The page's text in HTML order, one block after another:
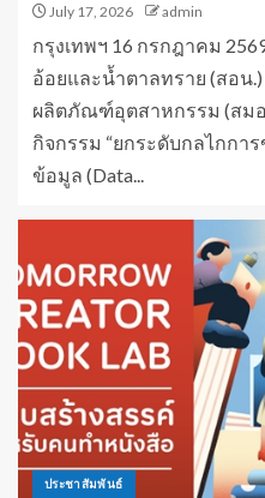
July 17, 2026 admin
กรุงเทพฯ 16 กรกฎาคม
อ้อยและน้ำตาลทราย (สอน
ผลิตภัณฑ์อุตสาหกรรม (สม
กิจกรรม “ยกระดับกลไกกา
ข้อมูล (Data...
ประชาสัมพันธ์